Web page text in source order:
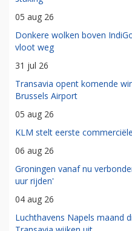
05 aug 26
Donkere wolken boven
vloot weg
31 jul 26
Transavia opent komende
Brussels Airport
05 aug 26
KLM stelt eerste
06 aug 26
Groningen vanaf nu
uur rijden'
04 aug 26
Luchthavens Napels maand